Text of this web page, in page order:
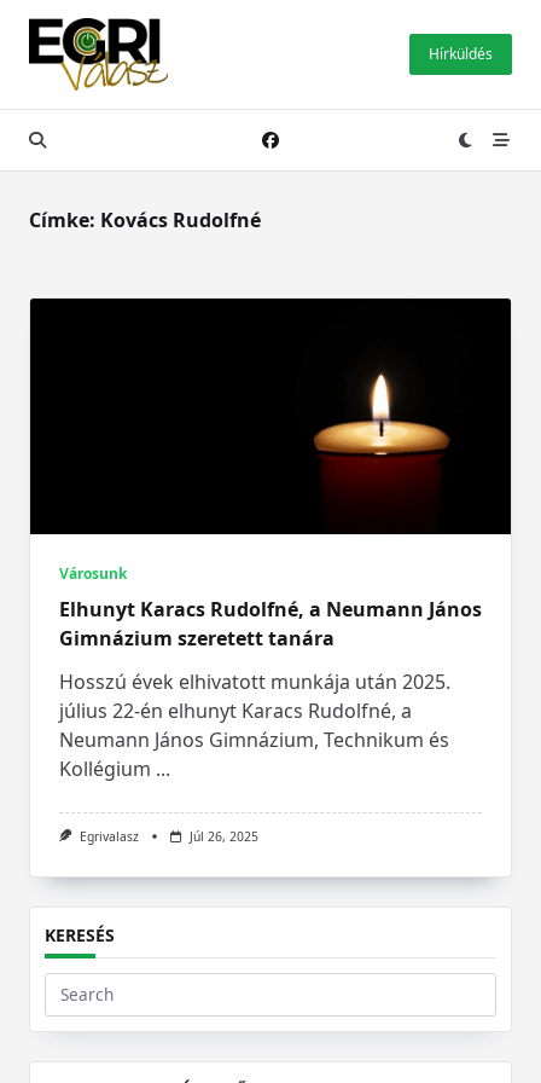
Skip
content
Hírküldés
Címke: Kovács Rudolfné
Városunk
Elhunyt Karacs Rudolfné, a Neumann János
Gimnázium szeretett tanára
Hosszú évek elhivatott munkája után 2025.
július 22-én elhunyt Karacs Rudolfné, a
Neumann János Gimnázium, Technikum és
Kollégium ...
Egrivalasz Júl 26, 2025
KERESÉS
Search
for: